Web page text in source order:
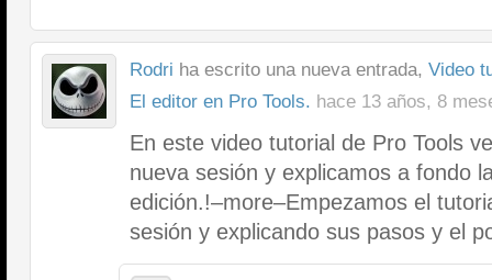
Rodri ha escrito una nueva entrada, Video
El editor en Pro Tools. hace 13 años, 8
En este video tutorial de Pro Tools
nueva sesión y explicamos a fondo
edición.!–more–Empezamos el
sesión y explicando sus pasos y el